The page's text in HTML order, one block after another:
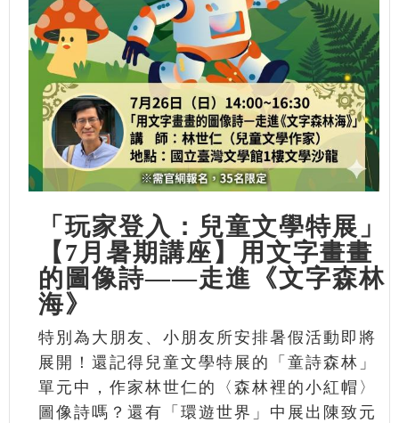
「玩家登入：兒童文學特展」
【7月暑期講座】用文字畫畫
的圖像詩——走進《文字森林
海》
特別為大朋友、小朋友所安排暑假活動即將
展開！還記得兒童文學特展的「童詩森林」
單元中，作家林世仁的〈森林裡的小紅帽〉
圖像詩嗎？還有「環遊世界」中展出陳致元